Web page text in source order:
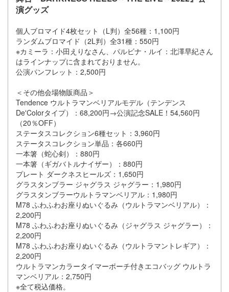
演グッズ
個人ブロマイド4枚セット（L判）全56種：1,100円
ランダムブロマイド（2L判）全31種：550円
※カミーラ：小田えりなさん、パルビナ・ルイ：北澤早紀さん
はラインナップに含まれておりません。
公演パンフレット：2,500円
＜その他会場物販商品＞
Tendence ウルトラマンベリアルモデル（テンデンス
De'Colorタイプ）：68,200円→公演記念SALE！54,560円
（20％OFF）
ステータスコレクション6種セット：3,960円
ステータスコレクション単品：各660円
一本箸（蛇心剣）：880円
一本箸（ギガバトルナイザー）：880円
プレート ダークネスヒールズ：1,650円
グラスタンブラー ジャグラス ジャグラー：1,980円
グラスタンブラーウルトラマンベリアル：1,980円
M78 ふわふわお座りぬいぐるみ（ウルトラマンベリアル）：
2,200円
M78 ふわふわお座りぬいぐるみ（ジャグラス ジャグラー）：
2,200円
M78 ふわふわお座りぬいぐるみ（ウルトラマントレギア）：
2,200円
ウルトラマンカラータイマーポーチ付きエコバッグ ウルトラ
マンベリアル：2,750円
※全て税込価格。